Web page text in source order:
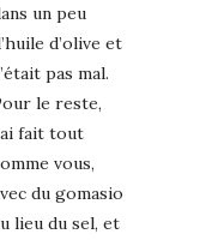
un peu
d’olive et
pas mal.
le reste,
fait tout
vous,
du gomasio
lieu du sel, et